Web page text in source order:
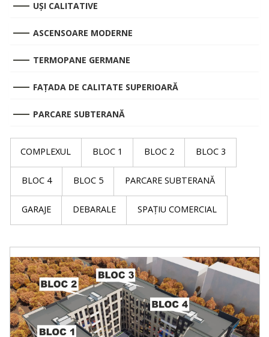
UȘI CALITATIVE
ASCENSOARE MODERNE
TERMOPANE GERMANE
FAȚADA DE CALITATE SUPERIOARĂ
PARCARE SUBTERANĂ
COMPLEXUL BLOC 1 BLOC 2 BLOC 3
BLOC 4 BLOC 5 PARCARE SUBTERANĂ
GARAJE DEBARALE SPAȚIU COMERCIAL